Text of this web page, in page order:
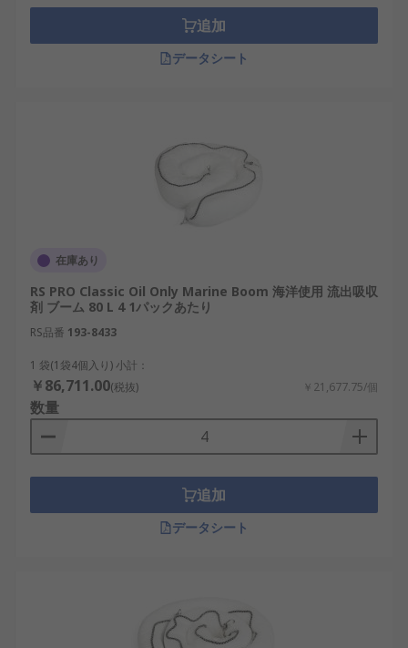
追加
データシート
在庫あり
RS PRO Classic Oil Only Marine Boom 海洋使用 流出吸収
剤 ブーム 80 L 4 1パックあたり
RS品番 193-8433
1 袋(1袋4個入り) 小計：
￥86,711.00(税抜) ￥21,677.75/個
数量
追加
データシート